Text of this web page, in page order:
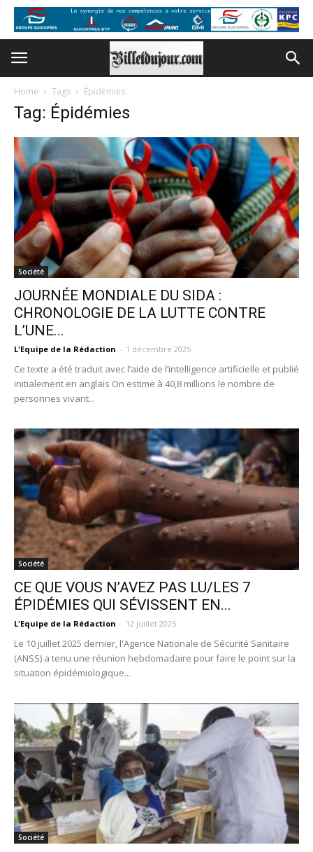
Home Tags Épidémies
Tag: Épidémies
Société
JOURNÉE MONDIALE DU SIDA :
CHRONOLOGIE DE LA LUTTE CONTRE
L’UNE...
L'Equipe de la Rédaction - 1 décembre 2025
Ce texte a été traduit avec l’aide de l’intelligence artificielle et publié
initialement en anglais On estime à 40,8 millions le nombre de
personnes vivant...
Société
CE QUE VOUS N’AVEZ PAS LU/LES 7
ÉPIDÉMIES QUI SÉVISSENT EN...
L'Equipe de la Rédaction - 12 juillet 2025
Le 10 juillet 2025 dernier, l'Agence Nationale de Sécurité Sanitaire
(ANSS) a tenu une réunion hebdomadaire pour faire le point sur la
situation épidémiologique...
Société